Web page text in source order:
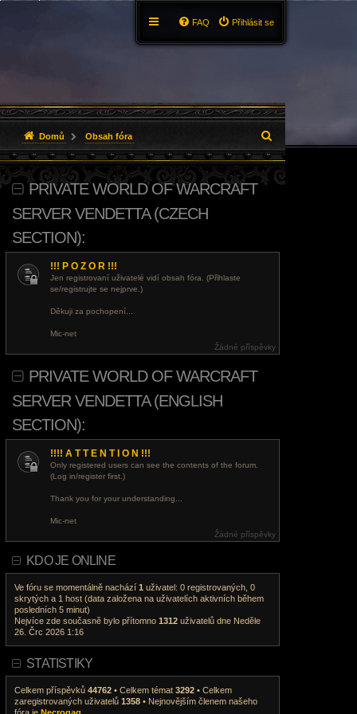
Přihlásit se
FAQ
Domů Obsah fóra
l
e
PRIVATE WORLD OF WARCRAFT
SERVER VENDETTA (CZECH
SECTION):
!!! P O Z O R !!!
Jen registrovaní uživatelé vidí obsah fóra. (Přihlaste
se/registrujte se nejprve.)
Děkuji za pochopení...
Mic-net
Žádné příspěvky
PRIVATE WORLD OF WARCRAFT
SERVER VENDETTA (ENGLISH
SECTION):
!!!! A T T E N T I O N !!!
Only registered users can see the contents of the forum.
(Log in/register first.)
Thank you for your understanding...
Mic-net
Žádné příspěvky
KDO JE ONLINE
Ve fóru se momentálně nachází 1 uživatel: 0 registrovaných, 0
skrytých a 1 host (data založena na uživatelích aktivních během
posledních 5 minut)
Nejvíce zde současně bylo přítomno 1312 uživatelů dne Neděle
26. Črc 2026 1:16
STATISTIKY
Celkem příspěvků 44762 • Celkem témat 3292 • Celkem
zaregistrovaných uživatelů 1358 • Nejnovějším členem našeho